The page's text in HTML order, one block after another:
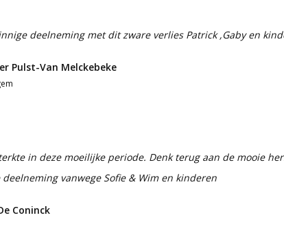
deelneming met dit zware verlies Patrick ,Gaby en
Pulst-Van Melckebeke
in deze moeilijke periode. Denk terug aan de mooie
deelneming vanwege Sofie & Wim en kinderen
Coninck